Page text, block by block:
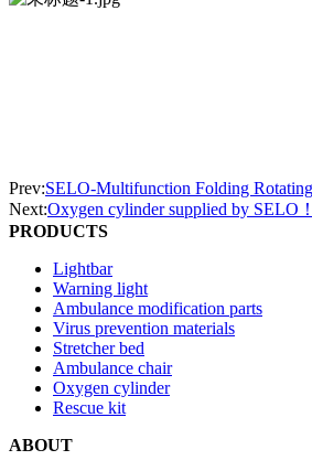
Prev:SELO-Multifunction Folding
Next:Oxygen cylinder supplied by SELO！
PRODUCTS
Lightbar
Warning light
Ambulance modification parts
Virus prevention materials
Stretcher bed
Ambulance chair
Oxygen cylinder
Rescue kit
ABOUT